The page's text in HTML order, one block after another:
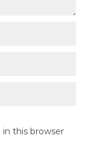
this browser